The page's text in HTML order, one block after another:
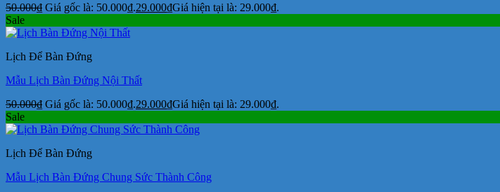
50.000₫ Giá gốc là: 50.000₫.29.000₫Giá hiện tại là: 29.000₫.
Sale
Lịch Để Bàn Đứng
Mẫu Lịch Bàn Đứng Nội Thất
50.000₫ Giá gốc là: 50.000₫.29.000₫Giá hiện tại là: 29.000₫.
Sale
Lịch Để Bàn Đứng
Mẫu Lịch Bàn Đứng Chung Sức Thành Công